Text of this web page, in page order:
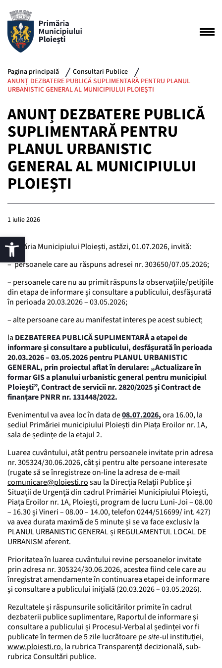
Pagina principală
Consultari Publice
ANUNȚ DEZBATERE PUBLICĂ SUPLIMENTARĂ PENTRU PLANUL
URBANISTIC GENERAL AL MUNICIPIULUI PLOIEȘTI
ANUNȚ DEZBATERE PUBLICĂ
SUPLIMENTARĂ PENTRU
PLANUL URBANISTIC
GENERAL AL MUNICIPIULUI
PLOIEȘTI
1 iulie 2026
Primăria Municipiului Ploiești, astăzi, 01.07.2026, invită:
– persoanele care au răspuns adresei nr. 303650/07.05.2026;
– persoanele care nu au primit răspuns la observațiile/petițiile
din etapa de informare și consultare a publicului, desfășurată
în perioada 20.03.2026 – 03.05.2026;
– alte persoane care au manifestat interes pe acest subiect;
la DEZBATEREA PUBLICĂ SUPLIMENTARĂ a etapei de
informare și consultare a publicului, desfășurată în perioada
20.03.2026 – 03.05.2026 pentru PLANUL URBANISTIC
GENERAL, prin proiectul aflat în derulare: „Actualizare în
formar GIS a planului urbanistic general pentru municipiul
Ploiești”, Contract de servicii nr. 2820/2025 și Contract de
finanțare PNRR nr. 131448/2022.
Evenimentul va avea loc în data de08.07.2026,ora 16.00, la
sediul Primăriei municipiului Ploiești din Piața Eroilor nr. 1A,
sala de ședințe de la etajul 2.
Luarea cuvântului, atât pentru persoanele invitate prin adresa
nr. 305324/30.06.2026, cât și pentru alte persoane interesate
(rugate să se înregistreze on-line la adresa de e-mail
comunicare@ploiesti.rosau la Direcția Relații Publice și
Situații de Urgență din cadrul Primăriei Municipiului Ploiești,
Piața Eroilor nr. 1A, Ploiești, program de lucru Luni-Joi – 08.00
– 16.30 și Vineri – 08.00 – 14.00, telefon 0244/516699/ int. 427)
va avea durata maximă de 5 minute și se va face exclusiv la
PLANUL URBANISTIC GENERAL și REGULAMENTUL LOCAL DE
URBANISM aferent.
Prioritatea în luarea cuvântului revine persoanelor invitate
prin adresa nr. 305324/30.06.2026, acestea fiind cele care au
înregistrat amendamente în continuarea etapei de informare
și consultare a publicului inițială (20.03.2026 – 03.05.2026).
Rezultatele și răspunsurile solicitărilor primite în cadrul
dezbaterii publice suplimentare, Raportul de informare și
consultare a publicului și Procesul-Verbal al ședinței vor fi
publicate în termen de 5 zile lucrătoare pesite-ul instituției,
www.ploiesti.ro, la rubrica Transparență decizională, sub-
rubrica Consultări publice.